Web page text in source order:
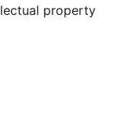
property